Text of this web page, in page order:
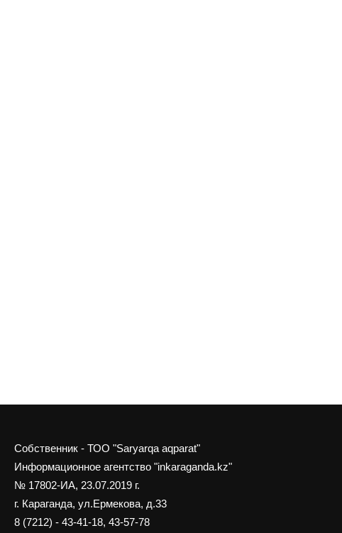
Собственник - ТОО "Saryarqa aqparat"
Информационное агентство "inkaraganda.kz"
№ 17802-ИА, 23.07.2019 г.
г. Караганда, ул.Ермекова, д.33
8 (7212) - 43-41-18, 43-57-78